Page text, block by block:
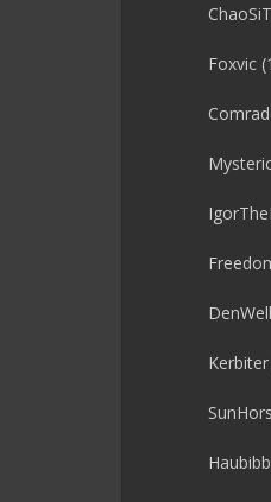
ChaoSiT
Foxvic
Kerbiter